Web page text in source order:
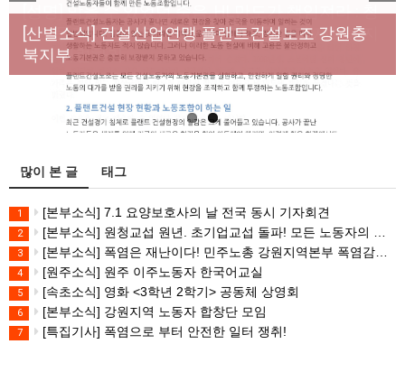
[성명] 막을 수 있었던 죽음, HL만도가 책임져라 : 청
년노동자 사망사고의 철저한 진상규명과 재발방지
대책 마련하라
[산별소식] 건설산업연맹 플랜트건설노조 강원충
북지부
Previous Next
많이 본 글 태그
1 [본부소식] 7.1 요양보호사의 날 전국 동시 기자회견
2 [본부소식] 원청교섭 원년. 초기업교섭 돌파! 모든 노동자의 노동기본권 쟁취! 민주노총 7.15 총파업대회
3 [본부소식] 폭염은 재난이다! 민주노총 강원지역본부 폭염감시단 선포 기자회견
4 [원주소식] 원주 이주노동자 한국어교실
5 [속초소식] 영화 <3학년 2학기> 공동체 상영회
6 [본부소식] 강원지역 노동자 합창단 모임
7 [특집기사] 폭염으로 부터 안전한 일터 쟁취!